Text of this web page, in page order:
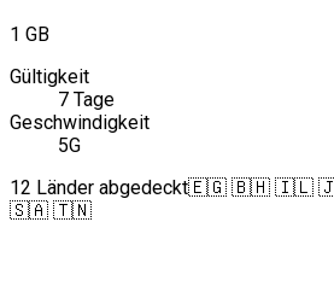
1 GB
Gültigkeit
7 Tage
Geschwindigkeit
5G
12 Länder abgedeckt🇪🇬 🇧🇭 🇮🇱
🇸🇦 🇹🇳